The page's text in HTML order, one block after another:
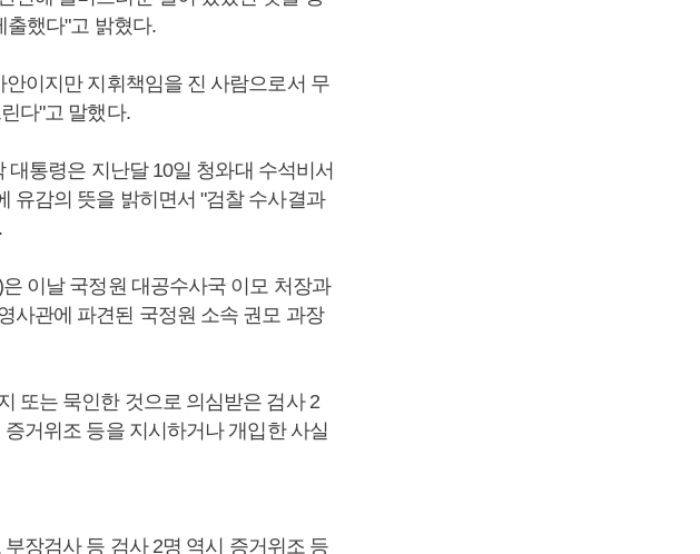
출했다"고 밝혔다.
이지만 지휘책임을 진 사람으로서 무
다"고 말했다.
통령은 지난달 10일 청와대 수석비서
유감의 뜻을 밝히면서 "검찰 수사결과
이날 국정원 대공수사국 이모 처장과
사관에 파견된 국정원 소속 권모 과장
또는 묵인한 것으로 의심받은 검사 2
거위조 등을 지시하거나 개입한 사실
장검사 등 검사 2명 역시 증거위조 등